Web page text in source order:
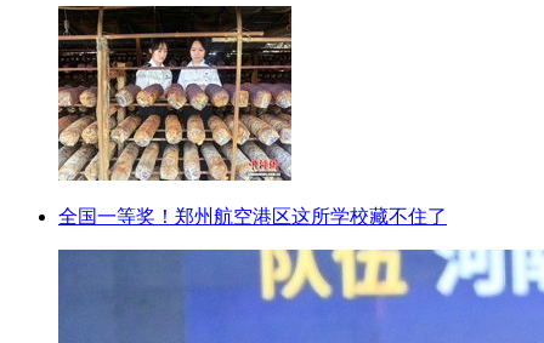
全国一等奖！郑州航空港区这所学校藏不住了